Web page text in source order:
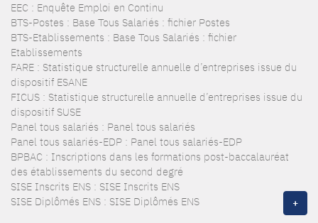
EEC : Enquête Emploi en Continu
BTS-Postes : Base Tous Salariés : fichier Postes
BTS-Etablissements : Base Tous Salariés : fichier
Etablissements
FARE : Statistique structurelle annuelle d’entreprises issue du
dispositif ESANE
FICUS : Statistique structurelle annuelle d’entreprises issue du
dispositif SUSE
Panel tous salariés : Panel tous salariés
Panel tous salariés-EDP : Panel tous salariés-EDP
BPBAC : Inscriptions dans les formations post-baccalauréat
des établissements du second degré
SISE Inscrits ENS : SISE Inscrits ENS
SISE Diplômés ENS : SISE Diplômés ENS
+